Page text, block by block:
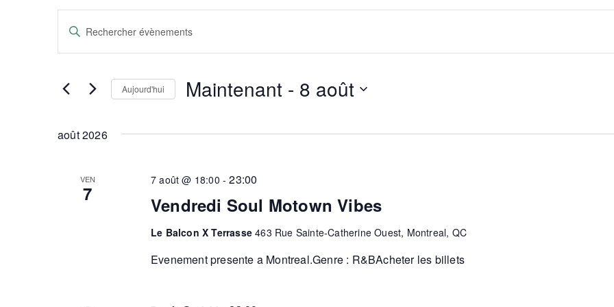
Recherche
et
navigation
vues
Évènements
Saisir
mot-
par
mot-
Aujourd'hui Maintenant - 8 août
date.
août 2026
VEN
7 Vendredi Soul Motown Vibes
7 août @ 18:00 -23:00
Le Balcon X Terrasse 463 Rue Sainte-Catherine Ouest, Montreal, QC
Evenement presente a Montreal.Genre : R&BAcheter les billets